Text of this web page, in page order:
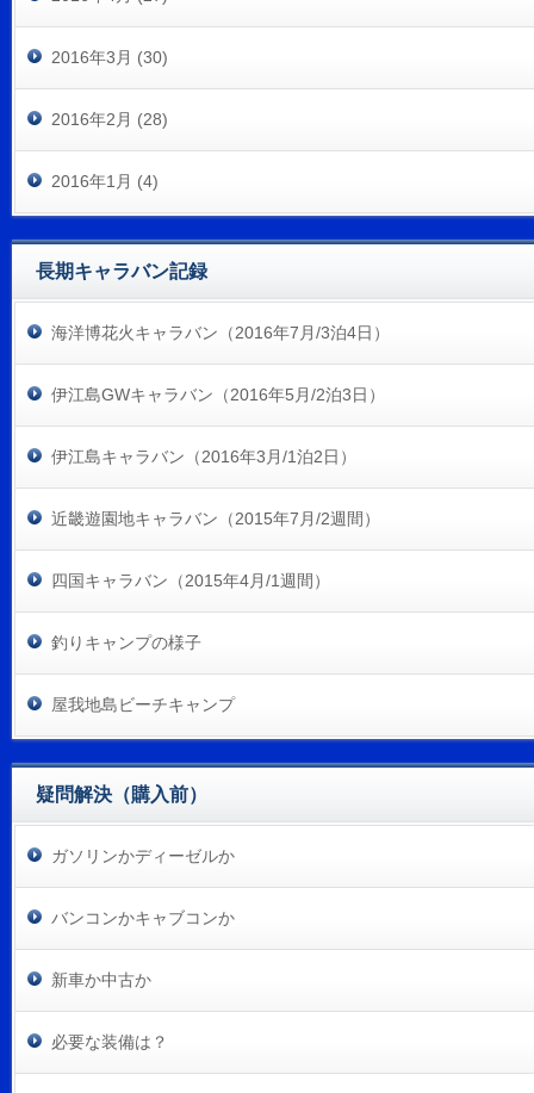
2016年3月 (30)
2016年2月 (28)
2016年1月 (4)
長期キャラバン記録
海洋博花火キャラバン（2016年7月/3泊4日）
伊江島GWキャラバン（2016年5月/2泊3日）
伊江島キャラバン（2016年3月/1泊2日）
近畿遊園地キャラバン（2015年7月/2週間）
四国キャラバン（2015年4月/1週間）
釣りキャンプの様子
屋我地島ビーチキャンプ
疑問解決（購入前）
ガソリンかディーゼルか
バンコンかキャブコンか
新車か中古か
必要な装備は？